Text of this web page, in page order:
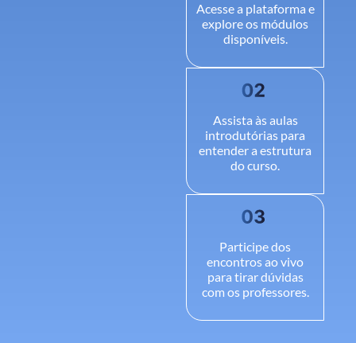
Acesse a plataforma e
explore os módulos
disponíveis.
Assista às aulas
introdutórias para
entender a estrutura
do curso.
Participe dos
encontros ao vivo
para tirar dúvidas
com os professores.